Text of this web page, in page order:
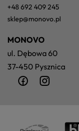
MONOVO
ul. Dębowa 60
37-450 Pysznica
+48 692 409 245
sklep@monovo.pl